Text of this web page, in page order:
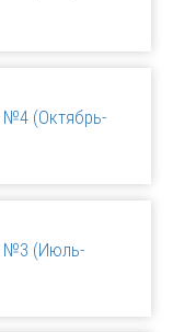
№4 (Октябрь-
№3 (Июль-